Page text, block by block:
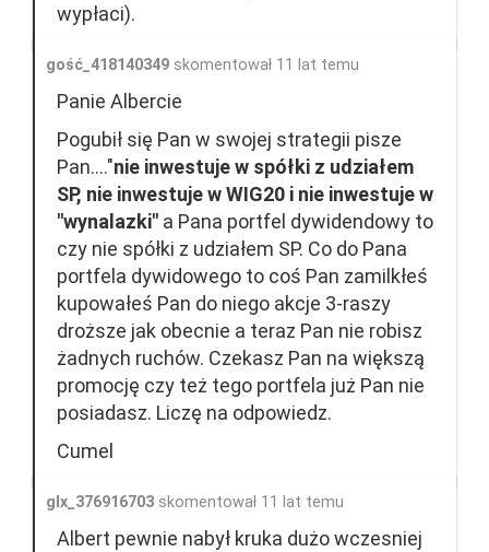
wypłaci).
gość_418140349 skomentował 11 lat temu
Panie Albercie
Pogubił się Pan w swojej strategii pisze
Pan...."nie inwestuje w spółki z udziałem
SP, nie inwestuje w WIG20 i nie inwestuje w
"wynalazki" a Pana portfel dywidendowy to
czy nie spółki z udziałem SP. Co do Pana
portfela dywidowego to coś Pan zamilkłeś
kupowałeś Pan do niego akcje 3-raszy
droższe jak obecnie a teraz Pan nie robisz
żadnych ruchów. Czekasz Pan na większą
promocję czy też tego portfela już Pan nie
posiadasz. Liczę na odpowiedz.
Cumel
glx_376916703 skomentował 11 lat temu
Albert pewnie nabył kruka dużo wczesniej